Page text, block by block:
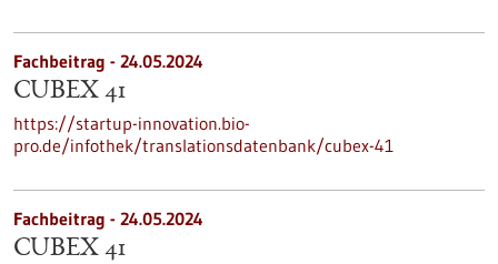
Fachbeitrag - 24.05.2024
CUBEX 41
https://startup-innovation.bio-
pro.de/infothek/translationsdatenbank/cubex-41
Fachbeitrag - 24.05.2024
CUBEX 41